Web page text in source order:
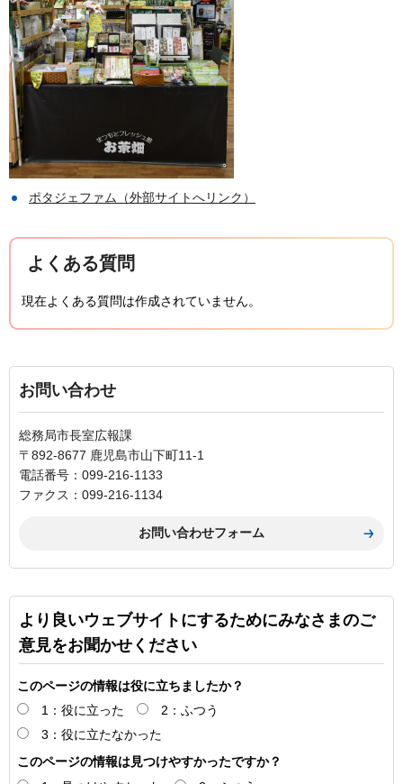
ポタジェファム（外部サイトへリンク）
よくある質問
現在よくある質問は作成されていません。
お問い合わせ
総務局市長室広報課
〒892-8677 鹿児島市山下町11-1
電話番号：099-216-1133
ファクス：099-216-1134
より良いウェブサイトにするためにみなさまのご
意見をお聞かせください
このページの情報は役に立ちましたか？
1：役に立った
2：ふつう
3：役に立たなかった
このページの情報は見つけやすかったですか？